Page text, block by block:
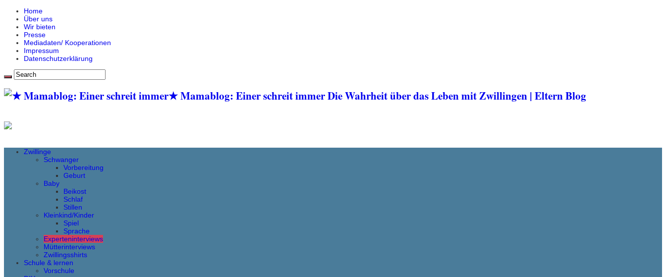
Home
Über uns
Wir bieten
Presse
Mediadaten/ Kooperationen
Impressum
Datenschutzerklärung
★ Mamablog: Einer schreit immer Die Wahrheit über das Leben mit Zwillingen | Eltern Blog
Zwillinge
Schwanger
Vorbereitung
Geburt
Baby
Beikost
Schlaf
Stillen
Kleinkind/Kinder
Spiel
Sprache
Experteninterviews
Mütterinterviews
Zwillingsshirts
Schule & lernen
Vorschule